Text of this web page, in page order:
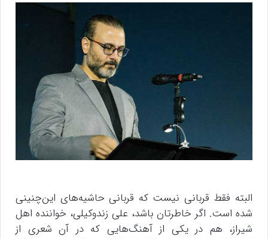
البته فقط قربانی نیست که قربانی حاشیه‌های این‌چنینی
شده است. اگر خاطرتان باشد، علی زندوکیلی، خواننده اهل
شیراز، هم در یکی از آهنگ‌هایی که در آن شعری از